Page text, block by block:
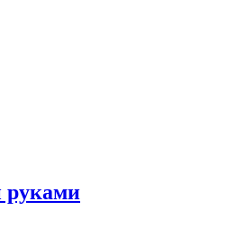
руками